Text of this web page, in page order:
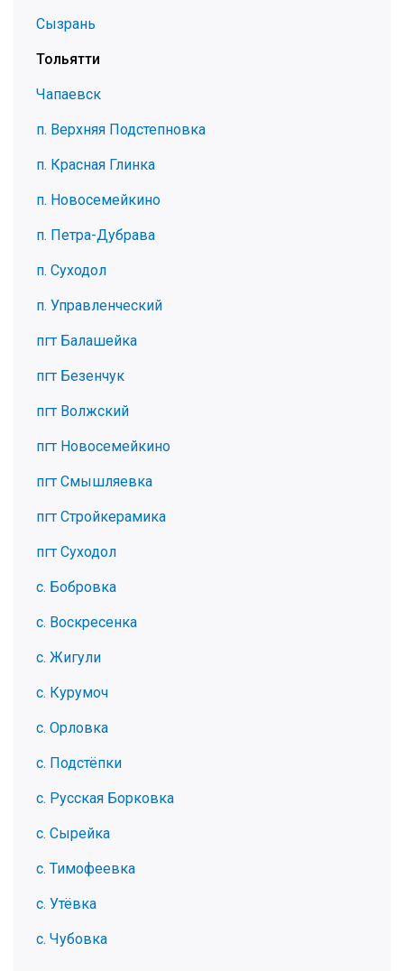
Сызрань
Тольятти
Чапаевск
п. Верхняя Подстепновка
п. Красная Глинка
п. Новосемейкино
п. Петра-Дубрава
п. Суходол
п. Управленческий
пгт Балашейка
пгт Безенчук
пгт Волжский
пгт Новосемейкино
пгт Смышляевка
пгт Стройкерамика
пгт Суходол
с. Бобровка
с. Воскресенка
с. Жигули
с. Курумоч
с. Орловка
с. Подстёпки
с. Русская Борковка
с. Сырейка
с. Тимофеевка
с. Утёвка
с. Чубовка